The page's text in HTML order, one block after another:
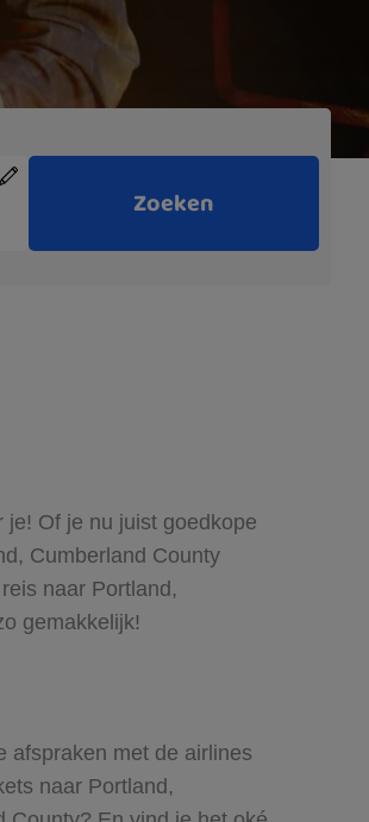
Of je nu juist goedkope
Cumberland County
naar Portland,
gemakkelijk!
afspraken met de airlines
naar Portland,